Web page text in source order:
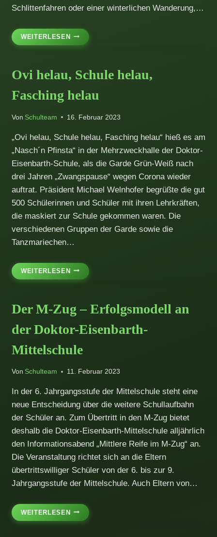
Schlittenfahren oder einer winterlichen Wanderung,…
WEITERLESENWINTERSPORT–
NACHMITTAG
ALTHÜTTE
DIE
KLASSEN
Ovi helau, Schule helau,
Fasching helau
Von Schulteam 16. Februar 2023
„Ovi helau, Schule helau, Fasching helau“ hieß es am
„Nasch´n Pfinsta“ in der Mehrzweckhalle der Doktor-
Eisenbarth-Schule, als die Garde Grün-Weiß nach
drei Jahren „Zwangspause“ wegen Corona wieder
auftrat. Präsident Michael Welnhofer begrüßte die gut
500 Schülerinnen und Schüler mit ihren Lehrkräften,
die maskiert zur Schule gekommen waren. Die
verschiedenen Gruppen der Garde sowie die
Tanzmariechen…
WEITERLESENOVI
HELAU,
FASCHING
HELAU
Der M-Zug – Erfolgsmodell an
der Doktor-Eisenbarth-
Mittelschule
Von Schulteam 11. Februar 2023
In der 6. Jahrgangsstufe der Mittelschule steht eine
neue Entscheidung über die weitere Schullaufbahn
der Schüler an. Zum Übertritt in den M-Zug bietet
deshalb die Doktor-Eisenbarth-Mittelschule alljährlich
den Informationsabend „Mittlere Reife im M-Zug“ an.
Die Veranstaltung richtet sich an die Eltern
übertrittswilliger Schüler von der 6. bis zur 9.
Jahrgangsstufe der Mittelschule. Auch Eltern von…
WEITERLESENDER
M-